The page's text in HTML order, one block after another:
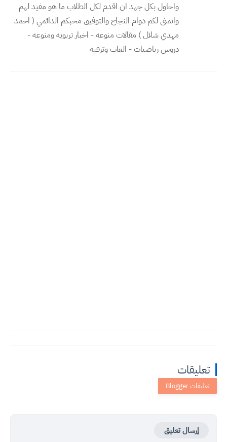
واحاول بكل جهد ان اقدم لكل الطلاب ما هو مفيد لهم
واتمنى لكم دوام النجاح والتوفيق محبكم الدائمي ( احمد
مهدي شلال ) مقالات منوعه - اخبار تربويه ومنوعه -
دروس رياضيات - العاب وترفيه
تعليقات
إرسال تعليق